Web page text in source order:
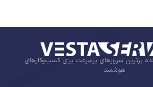
برترین سرورهای پرسرعت برای کسب‌وکارهای
هوشمند